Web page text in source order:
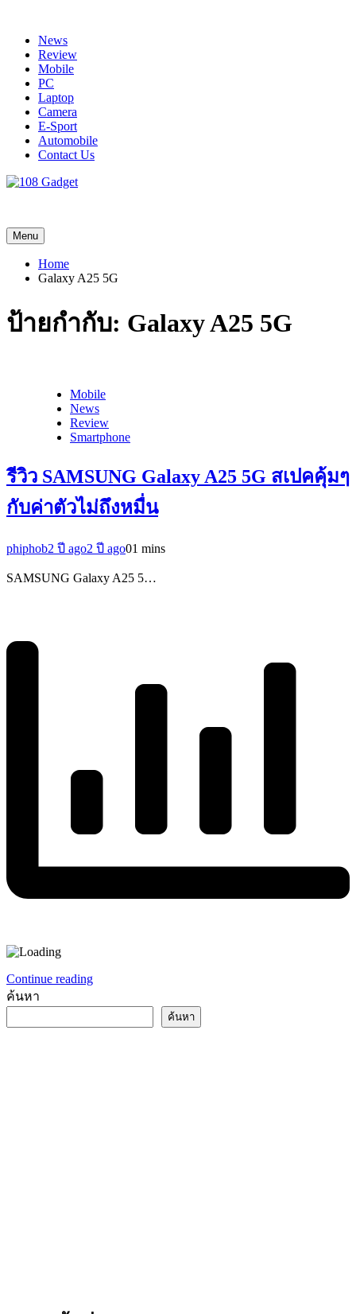
contentNews
Review
Mobile
PC
Laptop
Camera
E-Sport
Automobile
Contact Us
Menu
Home
Galaxy A25 5G
ป้ายกำกับ: Galaxy A25 5G
Mobile
News
Review
Smartphone
รีวิว SAMSUNG Galaxy A25 5G สเปคคุ้มๆ
กับค่าตัวไม่ถึงหมื่น
phiphob2 ปี ago2 ปี ago01 mins
SAMSUNG Galaxy A25 5…
Continue reading
ค้นหา
ค้นหา